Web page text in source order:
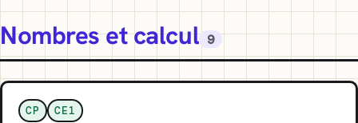
Nombres et calcul 9
CP CE1